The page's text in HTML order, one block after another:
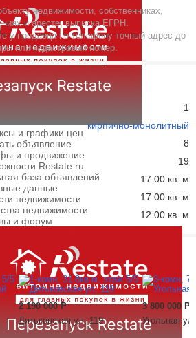
и графики цен
объявление
и продвижение
Restate.ru
база объявлений
данные
недвижимости
недвижимости
и форум
недвижимости, собственниках,
и аресте, выписка ЕГРН.
у продавца по телефону точный адрес до
или кадастровый номер.
1
кирпично-монолитный
8
19
17.00 кв. м
17.00 кв. м
12.00 кв. м
2 190 000Р
Дятьковская ул, 119
3 800 000 Р
Угольная